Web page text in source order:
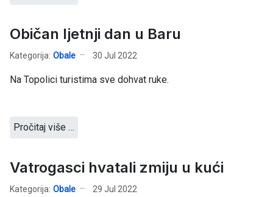
Običan ljetnji dan u Baru
Kategorija: Obale 30 Jul 2022
Na Topolici turistima sve dohvat ruke.
Pročitaj više …
Vatrogasci hvatali zmiju u kući
Kategorija: Obale 29 Jul 2022